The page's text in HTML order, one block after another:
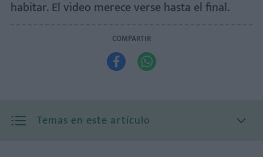
habitar. El video merece verse hasta el final.
COMPARTIR
 
Temas en este artículo